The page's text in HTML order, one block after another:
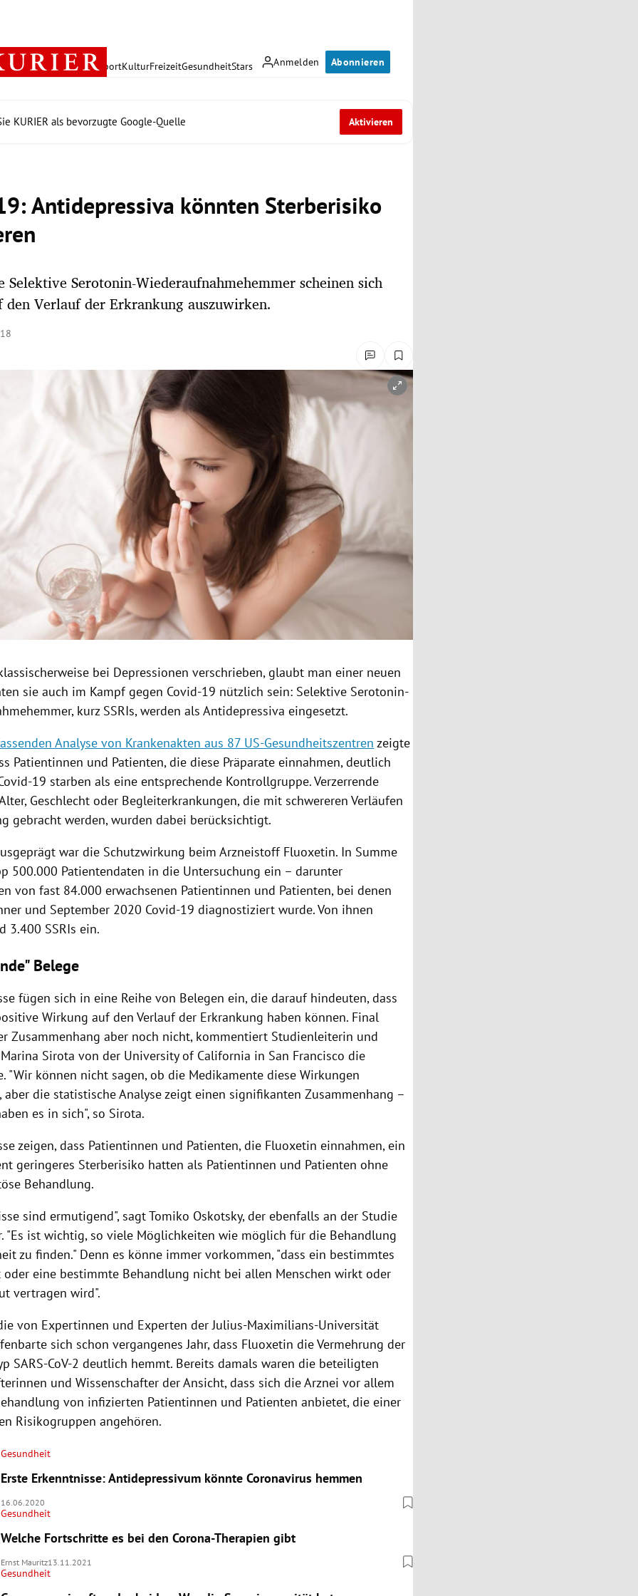
Anmelden Abonnieren
PolitikWirtschaft SportKulturFreizeitGesundheitStars
KURIER als bevorzugte Google-Quelle Aktivieren
Antidepressiva könnten Sterberisiko
Selektive Serotonin-Wiederaufnahmehemmer scheinen sich
den Verlauf der Erkrankung auszuwirken.
öffnen/schließen
bei Depressionen verschrieben, glaubt man einer neuen
sie auch im Kampf gegen Covid-19 nützlich sein: Selektive Serotonin-
kurz SSRIs, werden als Antidepressiva eingesetzt.
Analyse von Krankenakten aus 87 US-Gesundheitszentren zeigte
Patientinnen und Patienten, die diese Präparate einnahmen, deutlich
19 starben als eine entsprechende Kontrollgruppe. Verzerrende
Geschlecht oder Begleiterkrankungen, die mit schwereren Verläufen
gebracht werden, wurden dabei berücksichtigt.
war die Schutzwirkung beim Arzneistoff Fluoxetin. In Summe
500.000 Patientendaten in die Untersuchung ein – darunter
von fast 84.000 erwachsenen Patientinnen und Patienten, bei denen
und September 2020 Covid-19 diagnostiziert wurde. Von ihnen
3.400 SSRIs ein.
Belege
fügen sich in eine Reihe von Belegen ein, die darauf hindeuten, dass
Wirkung auf den Verlauf der Erkrankung haben können. Final
Zusammenhang aber noch nicht, kommentiert Studienleiterin und
Sirota von der University of California in San Francisco die
"Wir können nicht sagen, ob die Medikamente diese Wirkungen
aber die statistische Analyse zeigt einen signifikanten Zusammenhang –
es in sich", so Sirota.
zeigen, dass Patientinnen und Patienten, die Fluoxetin einnahmen, ein
geringeres Sterberisiko hatten als Patientinnen und Patienten ohne
Behandlung.
sind ermutigend", sagt Tomiko Oskotsky, der ebenfalls an der Studie
"Es ist wichtig, so viele Möglichkeiten wie möglich für die Behandlung
zu finden." Denn es könne immer vorkommen, "dass ein bestimmtes
oder eine bestimmte Behandlung nicht bei allen Menschen wirkt oder
vertragen wird".
von Expertinnen und Experten der Julius-Maximilians-Universität
sich schon vergangenes Jahr, dass Fluoxetin die Vermehrung der
SARS-CoV-2 deutlich hemmt. Bereits damals waren die beteiligten
und Wissenschafter der Ansicht, dass sich die Arznei vor allem
von infizierten Patientinnen und Patienten anbietet, die einer
Risikogruppen angehören.
Gesundheit
Erste Erkenntnisse: Antidepressivum könnte Coronavirus hemmen
16.06.2020
Gesundheit
Welche Fortschritte es bei den Corona-Therapien gibt
Ernst Mauritz13.11.2021
Gesundheit